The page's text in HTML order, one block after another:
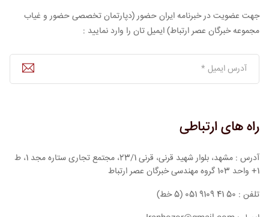
جهت عضویت در خبرنامه ایران حضور (دپارتمان تخصصی حضور و غیاب
مجموعه خبرگان عصر ارتباط) ایمیل تان را وارد نمایید :
راه های ارتباطی
آدرس : مشهد، بلوار شهید قرنی، قرنی 23/1، مجتمع تجاری ستاره مجد 1، ط
1+ واحد 103 گروه مهندسی خبرگان عصر ارتباط
تلفن : 50 41 9109 051 (5 خط)